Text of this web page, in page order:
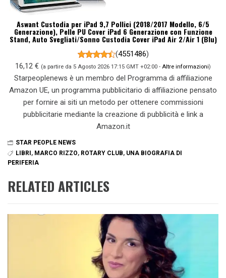
Aswant Custodia per iPad 9,7 Pollici (2018/2017 Modello, 6/5
Generazione), Pelle PU Cover iPad 6 Generazione con Funzione
Stand, Auto Svegliati/Sonno Custodia Cover iPad Air 2/Air 1 (Blu)
(4551486)
16,12 € (a partire da 5 Agosto 2026 17:15 GMT +02:00 - Altre informazioni)
Starpeoplenews è un membro del Programma di affiliazione
Amazon UE, un programma pubblicitario di affiliazione pensato
per fornire ai siti un metodo per ottenere commissioni
pubblicitarie mediante la creazione di pubblicità e link a
Amazon.it
STAR PEOPLE NEWS
LIBRI , MARCO RIZZO, ROTARY CLUB, UNA BIOGRAFIA DI
PERIFERIA
RELATED ARTICLES